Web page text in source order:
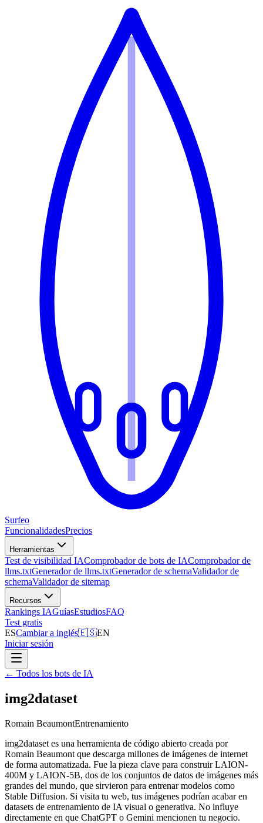
Surfeo
FuncionalidadesPrecios
Herramientas
Test de visibilidad IAComprobador de bots de IAComprobador de
llms.txtGenerador de llms.txtGenerador de schemaValidador de
schemaValidador de sitemap
Recursos
Rankings IAGuíasEstudiosFAQ
Test gratis
ESCambiar a inglés🇪🇸EN
Iniciar sesión
← Todos los bots de IA
img2dataset
Romain BeaumontEntrenamiento
img2dataset es una herramienta de código abierto creada por
Romain Beaumont que descarga millones de imágenes de internet
de forma automatizada. Fue la pieza clave para construir LAION-
400M y LAION-5B, dos de los conjuntos de datos de imágenes más
grandes del mundo, que sirvieron para entrenar modelos como
Stable Diffusion. Si visita tu web, tus imágenes podrían acabar en
datasets de entrenamiento de IA visual o generativa. No influye
directamente en que ChatGPT o Gemini mencionen tu negocio.